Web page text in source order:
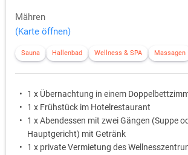
Mähren
(Karte öffnen)
Sauna Hallenbad Wellness & SPA Massagen
1 x Übernachtung in einem
1 x Frühstück im Hotelrestaurant
1 x Abendessen mit zwei Gängen (Suppe
Hauptgericht) mit Getränk
1 x private Vermietung des